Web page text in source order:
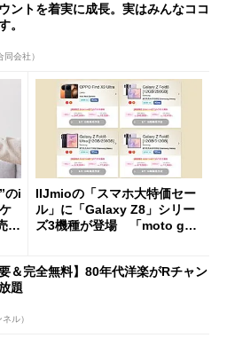
ントを着実に成長。実はみんなココ
。
会社）
のi
売
IIJmioの「スマホ大特価セー
ル」に「Galaxy Z8」シリー
ズ3機種が登場 「moto g37
要＆完全無料】80年代洋楽がRチャン
題
ル）